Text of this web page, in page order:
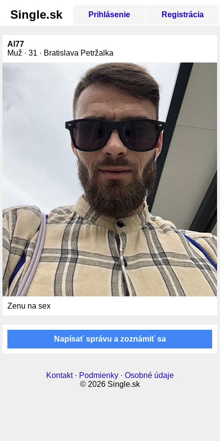
Single.sk Prihlásenie Registrácia
Al77
Muž · 31 · Bratislava Petržalka
Zenu na sex
Napísať správu a zoznámiť sa
Kontakt· Podmienky · Osobné údaje
© 2026 Single.sk